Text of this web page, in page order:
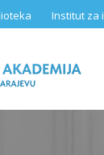
Institut za